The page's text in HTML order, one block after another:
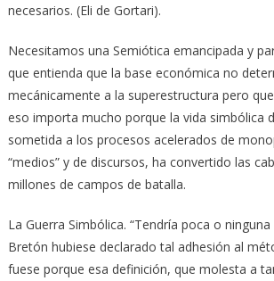
necesarios. (Eli de Gortari).
Necesitamos una Semiótica emancipada y
que entienda que la base económica no
mecánicamente a la superestructura pero
eso importa mucho porque la vida simbólica
sometida a los procesos acelerados de
“medios” y de discursos, ha convertido las
millones de campos de batalla.
La Guerra Simbólica. “Tendría poca o
Bretón hubiese declarado tal adhesión al
fuese porque esa definición, que molesta a